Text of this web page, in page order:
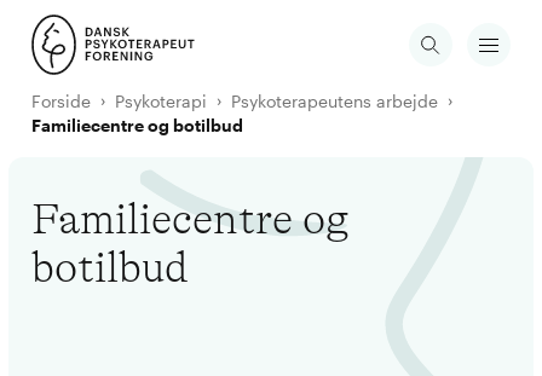
Forside Psykoterapi
Psykoterapeutens arbejde
Familiecentre og botilbud
Familiecentre og
botilbud